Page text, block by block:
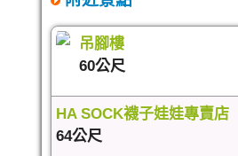
吊腳樓
60公尺
HA SOCK襪子娃娃專賣店
64公尺